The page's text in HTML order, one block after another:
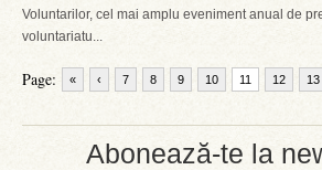
Abonează-te la
Voluntarilor, cel mai amplu eveniment anual de
voluntariatu...
Page: « ‹ 7 8 9 10 11 12 13